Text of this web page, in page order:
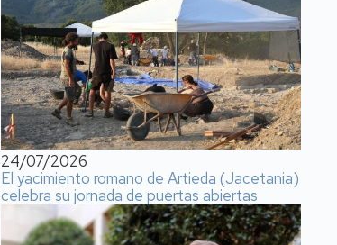
24/07/2026
El yacimiento romano de Artieda (Jacetania)
celebra su jornada de puertas abiertas